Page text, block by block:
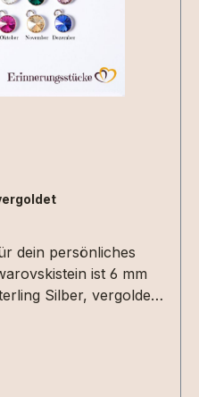
dein persönliches
ist 6 mm
Silber, vergoldet